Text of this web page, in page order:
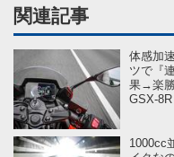
関連記事
体感加
ツで『
果→楽勝
GSX-
1000cc